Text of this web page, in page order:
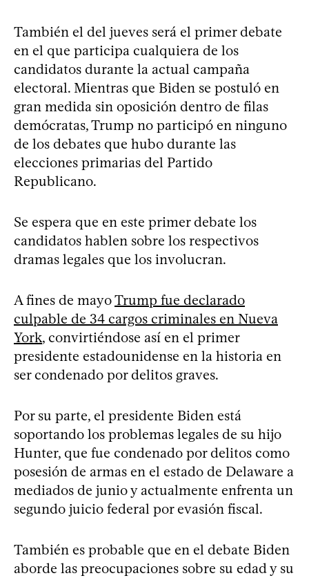
También el del jueves será el primer debate
en el que participa cualquiera de los
candidatos durante la actual campaña
electoral. Mientras que Biden se postuló en
gran medida sin oposición dentro de filas
demócratas, Trump no participó en ninguno
de los debates que hubo durante las
elecciones primarias del Partido
Republicano.
Se espera que en este primer debate los
candidatos hablen sobre los respectivos
dramas legales que los involucran.
A fines de mayoTrump fue declarado
culpable de 34 cargos criminales en Nueva
York, convirtiéndose así en el primer
presidente estadounidense en la historia en
ser condenado por delitos graves.
Por su parte, el presidente Biden está
soportando los problemas legales de su hijo
Hunter, que fue condenado por delitos como
posesión de armas en el estado de Delaware a
mediados de junio y actualmente enfrenta un
segundo juicio federal por evasión fiscal.
También es probable que en el debate Biden
aborde las preocupaciones sobre su edad y su